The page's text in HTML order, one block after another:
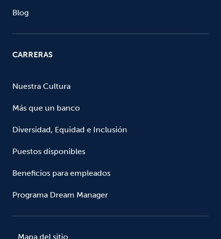
Blog
CARRERAS
Nuestra Cultura
Más que un banco
Diversidad, Equidad e Inclusión
Puestos disponibles
Beneficios para empleados
Programa Dream Manager
Mapa del sitio